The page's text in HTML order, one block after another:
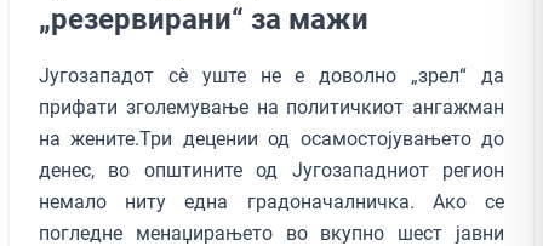
„резервирани“ за мажи
Југозападот сè уште не е доволно „зрел“ да
прифати зголемување на политичкиот ангажман
на жените.Три децении од осамостојувањето до
денес, во општините од Југозападниот регион
немало ниту една градоначалничка. Ако се
погледне менаџирањето во вкупно шест јавни